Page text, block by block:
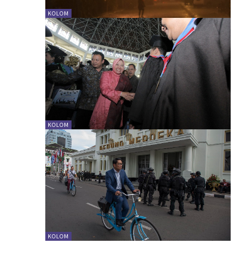
KOLOM
KOLOM
KOLOM